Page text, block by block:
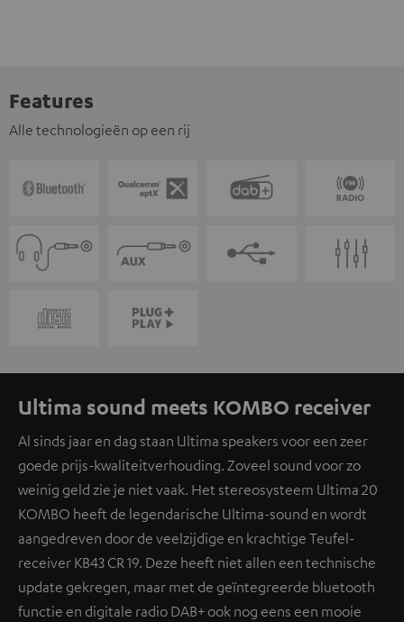
Features
Alle technologieën op een rij
Ultima sound meets KOMBO receiver
Al sinds jaar en dag staan Ultima speakers voor een zeer
goede prijs-kwaliteitverhouding. Zoveel sound voor zo
weinig geld zie je niet vaak. Het stereosysteem Ultima 20
KOMBO heeft de legendarische Ultima-sound en wordt
aangedreven door de veelzijdige en krachtige Teufel-
receiver KB43 CR 19. Deze heeft niet allen een technische
update gekregen, maar met de geïntegreerde bluetooth
functie en digitale radio DAB+ ook nog eens een mooie